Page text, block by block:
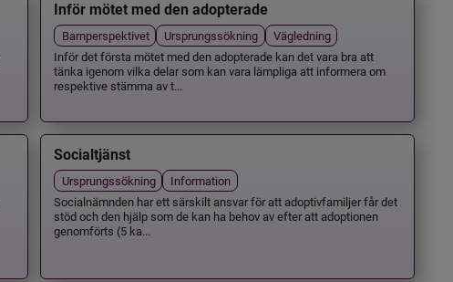
Inför mötet med den adopterade
Barnperspektivet Ursprungssökning
Vägledning
Inför det första mötet med den adopterade kan det vara bra att
tänka igenom vilka delar som kan vara lämpliga att informera om
respektive stämma av t...
Socialtjänst
Ursprungssökning
Information
Socialnämnden har ett särskilt ansvar för att adoptivfamiljer får det
stöd och den hjälp som de kan ha behov av efter att adoptionen
genomförts (5 ka...